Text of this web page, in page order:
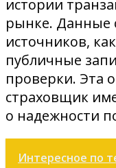
истории
рынке. Данные
источников,
публичные
проверки. Эта
страховщик
о надежности
Интересное по